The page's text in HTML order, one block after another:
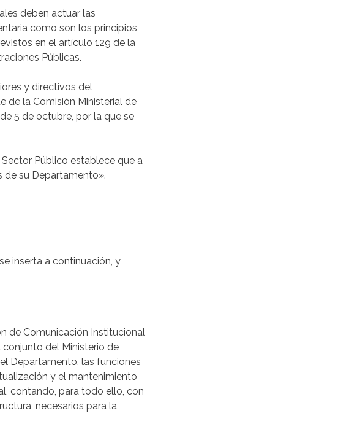
deben actuar las
como son los principios
en el artículo 129 de la
Públicas.
y directivos del
de la Comisión Ministerial de
5 de octubre, por la que se
Público establece que a
de su Departamento».
inserta a continuación, y
de Comunicación Institucional
del Ministerio de
Departamento, las funciones
y el mantenimiento
contando, para todo ello, con
necesarios para la